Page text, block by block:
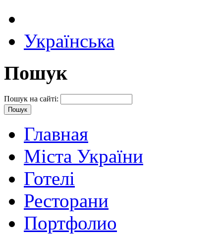
Українська
Пошук
Пошук на сайті:
Главная
Міста України
Готелі
Ресторани
Портфолио